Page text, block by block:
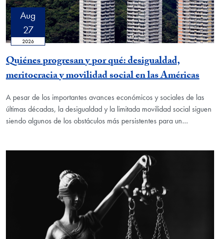
Aug
27
2026
Quiénes progresan y por qué: desigualdad,
meritocracia y movilidad social en las Américas
A pesar de los importantes avances económicos y sociales de las
últimas décadas, la desigualdad y la limitada movilidad social siguen
siendo algunos de los obstáculos más persistentes para un…